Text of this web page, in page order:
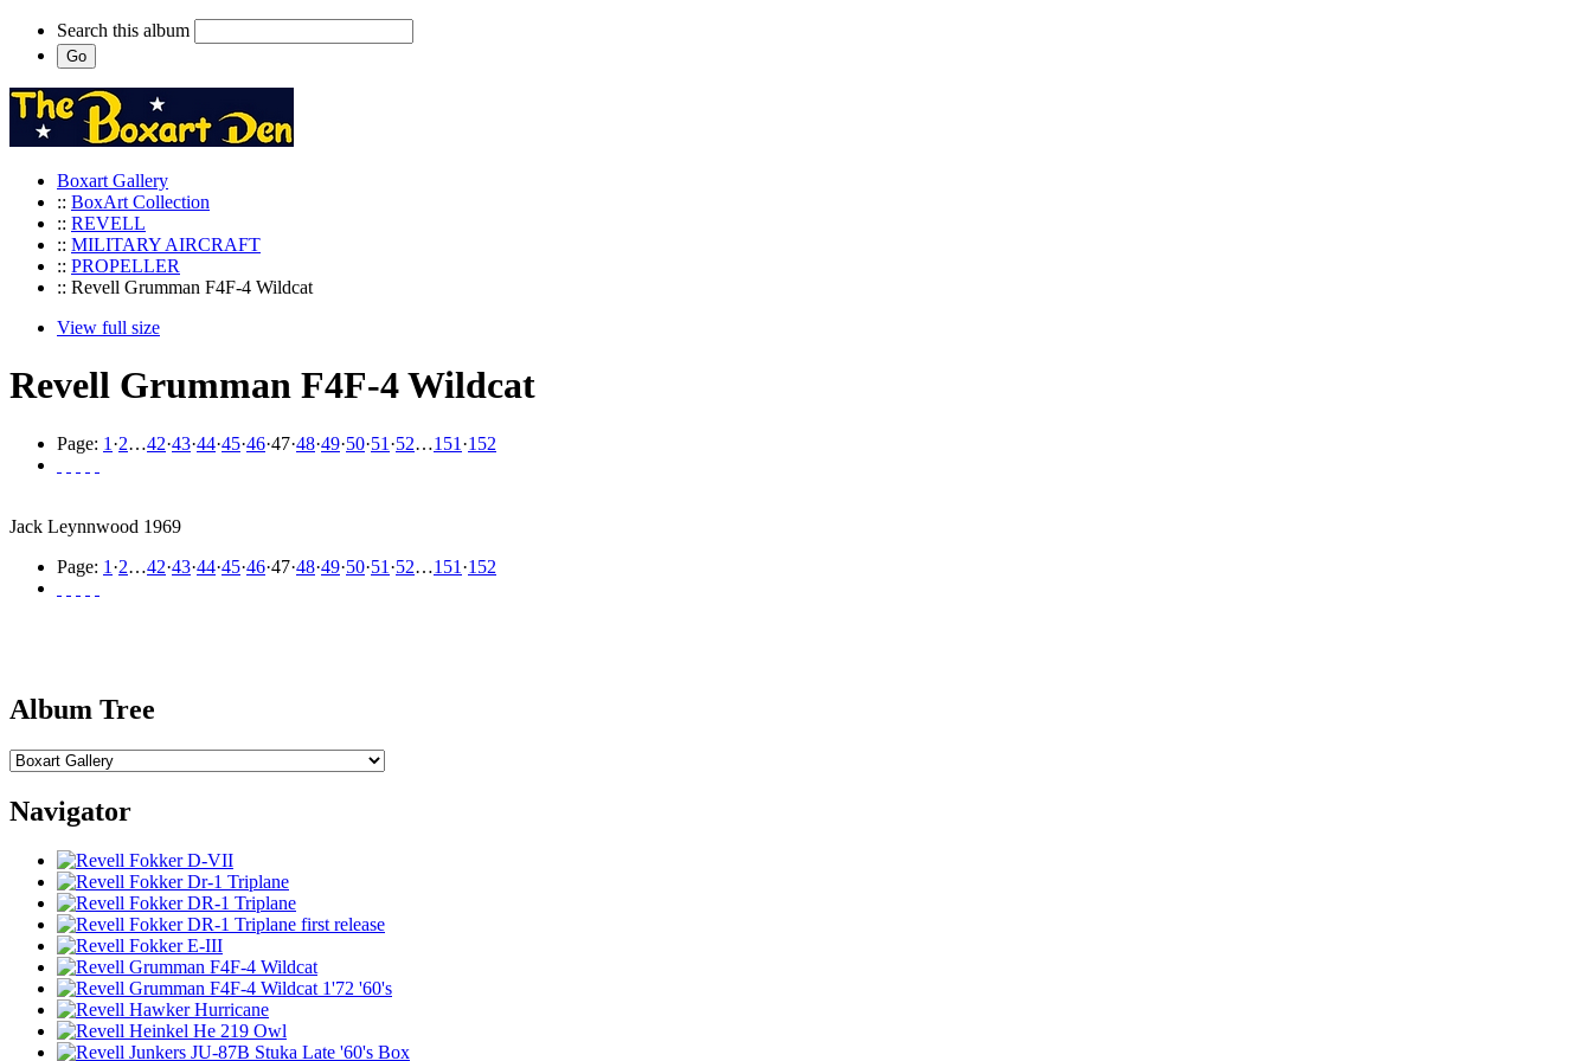
Search this album
Boxart Gallery
:: BoxArt Collection
:: REVELL
:: MILITARY AIRCRAFT
:: PROPELLER
:: Revell Grumman F4F-4 Wildcat
View full size
Revell Grumman F4F-4 Wildcat
Page: 1 ·2…42·43·44·45·46·47·48·49·50·51 ·52…151 ·152
Jack Leynnwood 1969
Page: 1 ·2…42·43·44·45·46·47·48·49·50·51 ·52…151 ·152
Album Tree
Navigator